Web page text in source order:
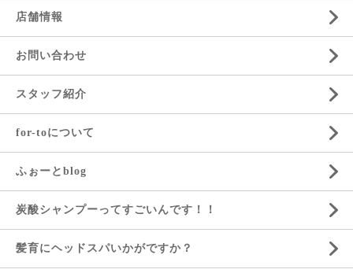
店舗情報
お問い合わせ
スタッフ紹介
for-toについて
ふぉーとblog
炭酸シャンプーってすごいんです！！
髪育にヘッドスパいかがですか？